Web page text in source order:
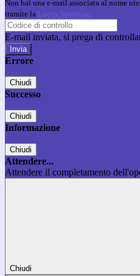
Non hai una e-mail associata al nome
tramite la Login Spaggiari
E-mail inviata, si prega di
Errore
Chiudi
Successo
Chiudi
Informazione
Chiudi
Attendere...
Attendere il completamento
Chiudi